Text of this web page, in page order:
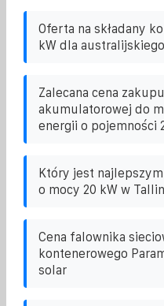
Oferta na składany
kW dla
Zalecana cena
akumulatorowej do
energii o pojemności
Który jest
o mocy 20 kW w
Cena falownika
kontenerowego
solar